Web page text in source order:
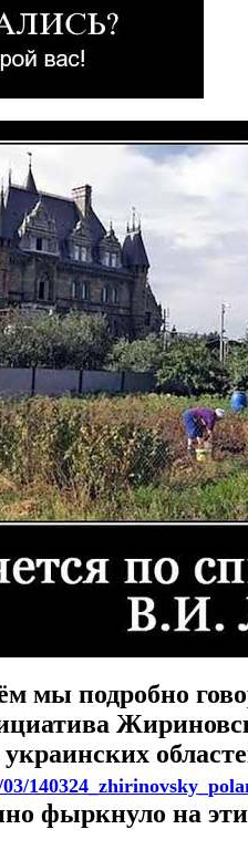
мы подробно
фыркнуло на